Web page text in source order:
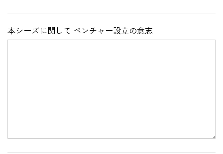
本シーズに関して ベンチャー設立の意志